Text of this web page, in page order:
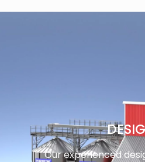
Our experienced